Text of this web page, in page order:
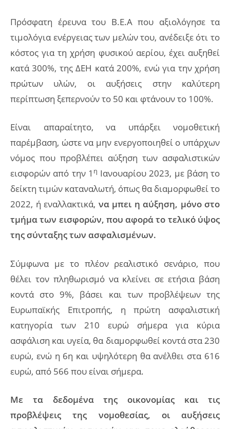
Πρόσφατη έρευνα του Β.Ε.Α που αξιολόγησε τα
τιμολόγια ενέργειας των μελών του, ανέδειξε ότι το
κόστος για τη χρήση φυσικού αερίου, έχει αυξηθεί
κατά 300%, της ΔΕΗ κατά 200%, ενώ για την χρήση
πρώτων υλών, οι αυξήσεις στην καλύτερη
περίπτωση ξεπερνούν το 50 και φτάνουν το 100%.
Είναι απαραίτητο, να υπάρξει νομοθετική
παρέμβαση, ώστε να μην ενεργοποιηθεί ο υπάρχων
νόμος που προβλέπει αύξηση των ασφαλιστικών
εισφορών από την 1 η Ιανουαρίου 2023, με βάση το
δείκτη τιμών καταναλωτή, όπως θα διαμορφωθεί το
2022, ή εναλλακτικά, να μπει η αύξηση, μόνο στο
τμήμα των εισφορών, που αφορά το τελικό ύψος
της σύνταξης των ασφαλισμένων.
Σύμφωνα με το πλέον ρεαλιστικό σενάριο, που
θέλει τον πληθωρισμό να κλείνει σε ετήσια βάση
κοντά στο 9%, βάσει και των προβλέψεων της
Ευρωπαϊκής Επιτροπής, η πρώτη ασφαλιστική
κατηγορία των 210 ευρώ σήμερα για κύρια
ασφάλιση και υγεία, θα διαμορφωθεί κοντά στα 230
ευρώ, ενώ η 6η και υψηλότερη θα ανέλθει στα 616
ευρώ, από 566 που είναι σήμερα.
Με τα δεδομένα της οικονομίας και τις
προβλέψεις της νομοθεσίας, οι αυξήσεις